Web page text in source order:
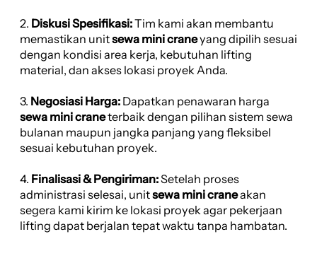
2. Diskusi Spesifikasi:Tim kami akan membantu
memastikan unitsewa mini craneyang dipilih sesuai
dengan kondisi area kerja, kebutuhan lifting
material, dan akses lokasi proyek Anda.
3. Negosiasi Harga: Dapatkan penawaran harga
sewa mini craneterbaik dengan pilihan sistem sewa
bulanan maupun jangka panjang yang fleksibel
sesuai kebutuhan proyek.
4. Finalisasi & Pengiriman:Setelah proses
administrasi selesai, unitsewa mini craneakan
segera kami kirim ke lokasi proyek agar pekerjaan
lifting dapat berjalan tepat waktu tanpa hambatan.